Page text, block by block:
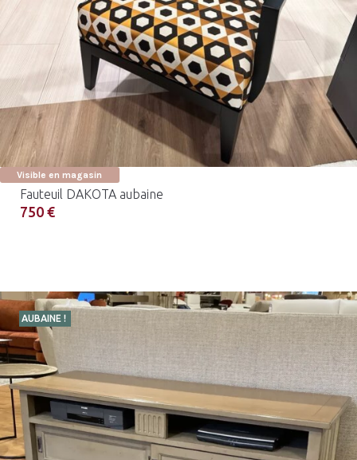
Visible en magasin
Fauteuil DAKOTA aubaine
750 €
AUBAINE !